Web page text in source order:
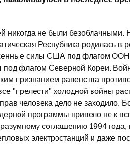
не были безоблачными.
Республика родилась в
силы США под флагом
под флагом Северной Кореи.
признанием равенства
"прелести" холодной войны
человека дело не заходило.
программы привело не к
соглашению 1994
электростанций и даже